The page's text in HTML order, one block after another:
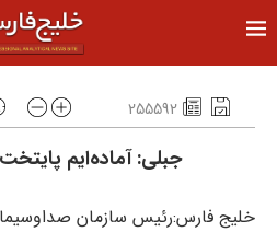
255592
جبلی: آماده‌ایم پایتخت ۸ را تولید کنیم
خلیج فارس:رئیس سازمان